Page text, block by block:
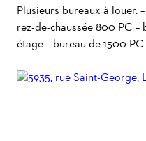
Plusieurs bureaux à louer.
rez-de-chaussée 800 PC –
étage – bureau de 1500